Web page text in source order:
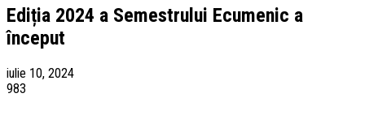
Ediția 2024 a Semestrului Ecumenic a
început
iulie 10, 2024
983